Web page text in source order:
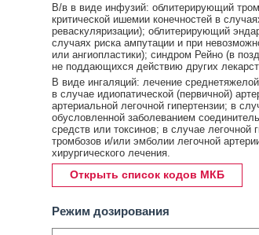
В/в в виде инфузий: облитерирующий
критической ишемии конечностей в
реваскуляризации); облитерирующий
случаях риска ампутации и при
или ангиопластики); синдром Рейно (в
не поддающихся действию других
В виде ингаляций: лечение
в случае идиопатической (первичной)
артериальной легочной гипертензии; в
обусловленной заболеванием
средств или токсинов; в случае легочной
тромбозов и/или эмболии легочной
хирургического лечения.
Открыть список кодов МКБ
Режим дозирования